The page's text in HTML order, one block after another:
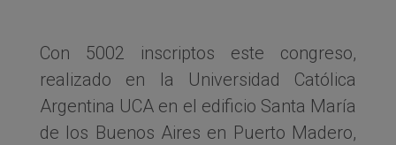
Con 5002 inscriptos este congreso,
realizado en la Universidad Católica
Argentina UCA en el edificio Santa María
de los Buenos Aires en Puerto Madero,